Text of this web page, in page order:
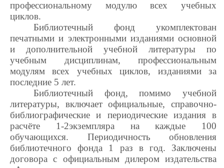
профессиональному модулю всех учебных
циклов.
Библиотечный фонд укомплектован
печатными и электронными изданиями основной
и дополнительной учебной литературы по
учебным дисциплинам, профессиональным
модулям всех учебных циклов, изданиями за
последние 5 лет.
Библиотечный фонд, помимо учебной
литературы, включает официальные, справочно-
библиографические и периодические издания в
расчёте 1-2экземпляра на каждые 100
обучающихся. Периодичность обновления
библиотечного фонда 1 раз в год. Заключены
договора с официальным дилером издательства